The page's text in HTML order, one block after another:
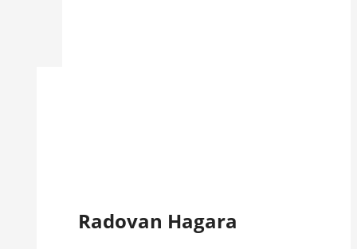
Radovan Hagara